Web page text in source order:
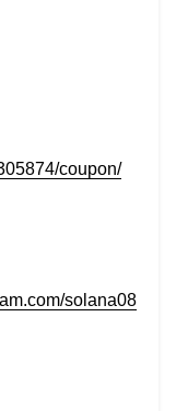
coupon/
solana08